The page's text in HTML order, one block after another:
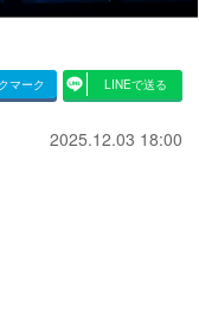
マーク LINEで送る
2025.12.03 18:00